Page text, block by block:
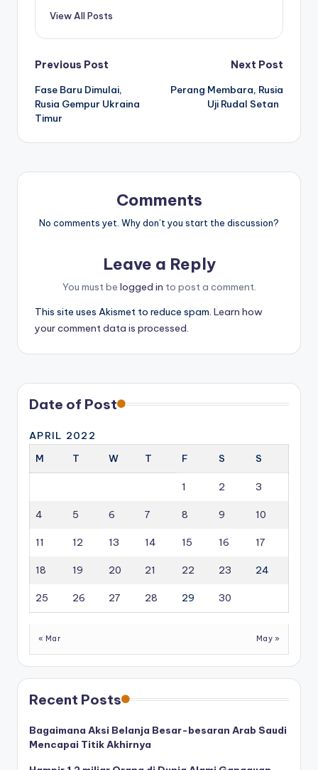
View All Posts
Post
navigation
Previous Post
Fase Baru Dimulai,
Rusia Gempur Ukraina
Timur
Next Post
Perang Membara, Rusia
Uji Rudal Setan
Comments
No comments yet. Why don’t you start the discussion?
Leave a Reply
You must be logged in to post a comment.
This site uses Akismet to reduce spam. Learn how
your comment data is processed.
Date of Post
APRIL 2022
M
T W T F S S
1 2 3
4 5 6 7 8 9 10
11 12 13 14 15 16 17
18 19 20 21 22 23 24
25 26 27 28 29 30
« Mar May »
Recent Posts
Bagaimana Aksi Belanja Besar-besaran Arab Saudi
Mencapai Titik Akhirnya